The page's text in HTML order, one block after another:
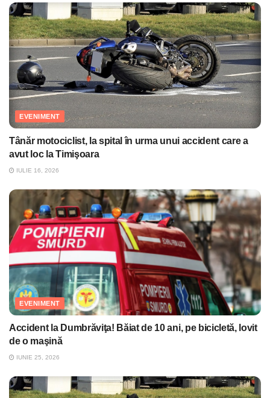
EVENIMENT
Tânăr motociclist, la spital în urma unui accident care a
avut loc la Timişoara
IULIE 16, 2026
EVENIMENT
Accident la Dumbrăviţa! Băiat de 10 ani, pe bicicletă, lovit
de o maşină
IUNIE 25, 2026